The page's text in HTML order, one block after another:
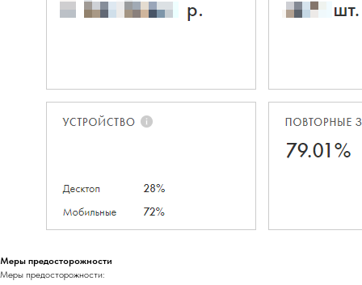
Меры предосторожности
Меры предосторожности: